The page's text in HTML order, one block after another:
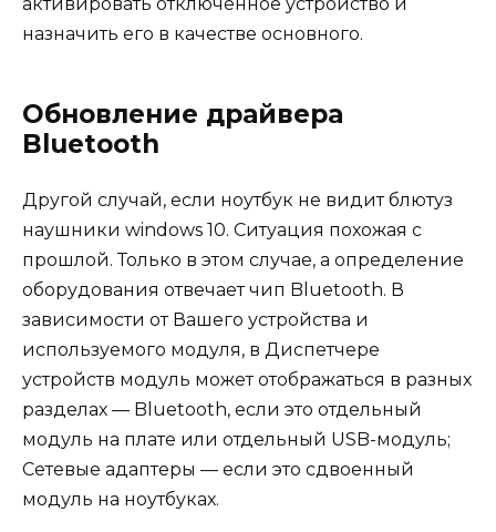
активировать отключенное устройство и
назначить его в качестве основного.
Обновление драйвера
Bluetooth
Другой случай, если ноутбук не видит блютуз
наушники windows 10. Ситуация похожая с
прошлой. Только в этом случае, а определение
оборудования отвечает чип Bluetooth. В
зависимости от Вашего устройства и
используемого модуля, в Диспетчере
устройств модуль может отображаться в разных
разделах — Bluetooth, если это отдельный
модуль на плате или отдельный USB-модуль;
Сетевые адаптеры — если это сдвоенный
модуль на ноутбуках.